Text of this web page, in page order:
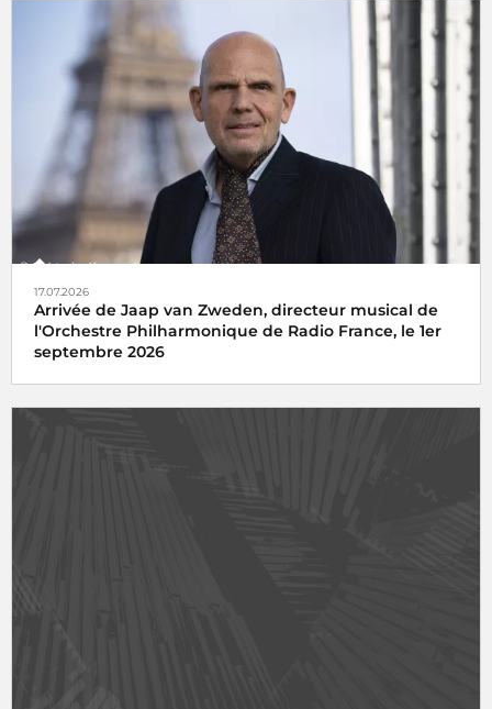
17.07.2026
Arrivée de Jaap van Zweden, directeur musical de
l'Orchestre Philharmonique de Radio France, le 1er
septembre 2026